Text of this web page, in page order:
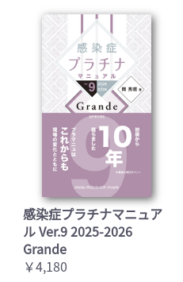
感染症プラチナマニュア
ル Ver.9 2025-2026
Grande
￥4,180